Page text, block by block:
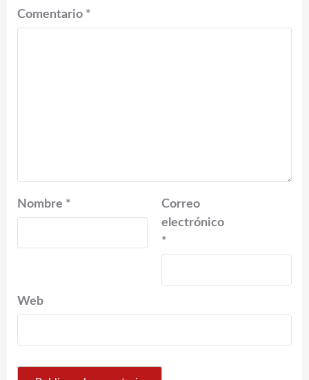
Comentario *
Nombre *
Correo
electrónico
*
Web